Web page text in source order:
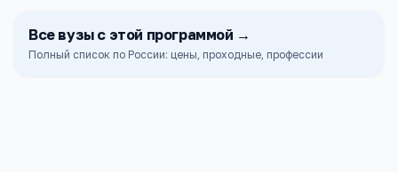
Все вузыс этой программой →
Полный список по России: цены, проходные, профессии